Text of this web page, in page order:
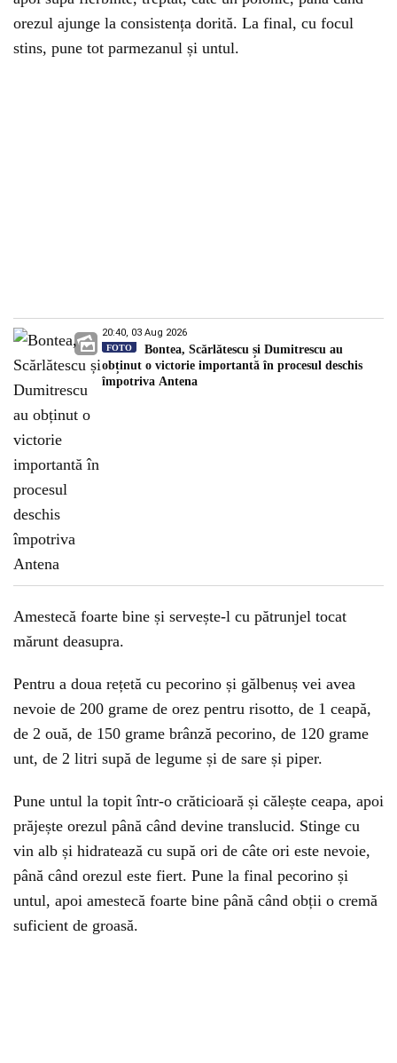
orezul ajunge la consistența dorită. La final, cu focul
stins, pune tot parmezanul și untul.
20:40, 03 Aug 2026
FOTO
Bontea, Scărlătescu și Dumitrescu au
obținut o victorie importantă în procesul deschis
împotriva Antena
Amestecă foarte bine și servește-l cu pătrunjel tocat
mărunt deasupra.
Pentru a doua rețetă cu pecorino și gălbenuș vei avea
nevoie de 200 grame de orez pentru risotto, de 1 ceapă,
de 2 ouă, de 150 grame brânză pecorino, de 120 grame
unt, de 2 litri supă de legume și de sare și piper.
Pune untul la topit într-o crăticioară și călește ceapa, apoi
prăjește orezul până când devine translucid. Stinge cu
vin alb și hidratează cu supă ori de câte ori este nevoie,
până când orezul este fiert. Pune la final pecorino și
untul, apoi amestecă foarte bine până când obții o cremă
suficient de groasă.